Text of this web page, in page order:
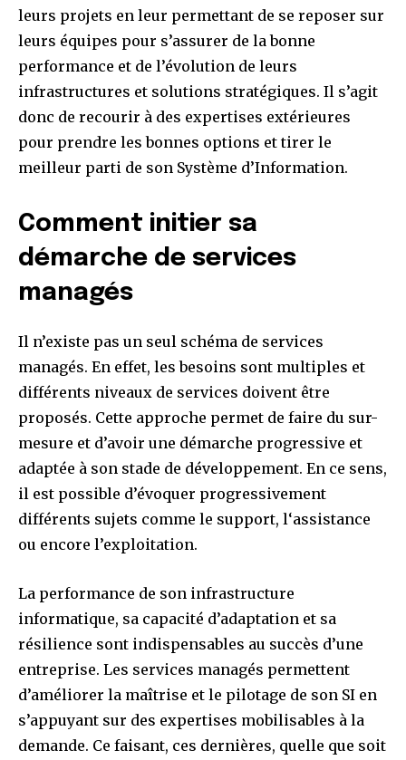
leurs projets en leur permettant de se reposer sur
leurs équipes pour s’assurer de la bonne
performance et de l’évolution de leurs
infrastructures et solutions stratégiques. Il s’agit
donc de recourir à des expertises extérieures
pour prendre les bonnes options et tirer le
meilleur parti de son Système d’Information.
Comment initier sa
démarche de services
managés
Il n’existe pas un seul schéma de services
managés. En effet, les besoins sont multiples et
différents niveaux de services doivent être
proposés. Cette approche permet de faire du sur-
mesure et d’avoir une démarche progressive et
adaptée à son stade de développement. En ce sens,
il est possible d’évoquer progressivement
différents sujets comme le support, l‘assistance
ou encore l’exploitation.
La performance de son infrastructure
informatique, sa capacité d’adaptation et sa
résilience sont indispensables au succès d’une
entreprise. Les services managés permettent
d’améliorer la maîtrise et le pilotage de son SI en
s’appuyant sur des expertises mobilisables à la
demande. Ce faisant, ces dernières, quelle que soit